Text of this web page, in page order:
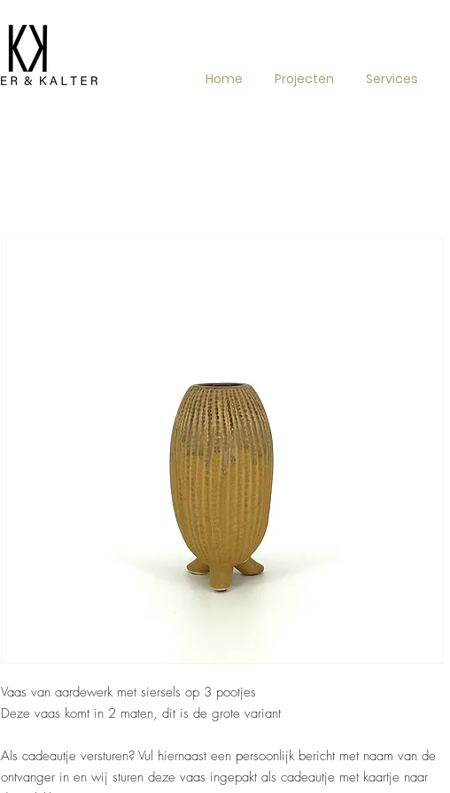
Home Projecten Services
Vaas van aardewerk met siersels op 3 pootjes
Deze vaas komt in 2 maten, dit is de grote variant
Als cadeautje versturen? Vul hiernaast een persoonlijk bericht met naam van de
ontvanger in en wij sturen deze vaas ingepakt als cadeautje met kaartje naar